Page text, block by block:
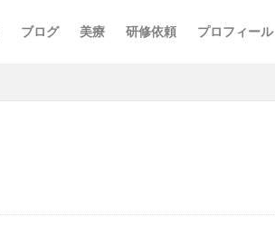
ブログ 美療 研修依頼 プロフィール